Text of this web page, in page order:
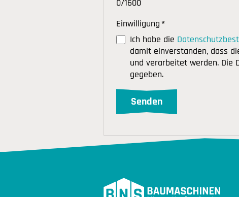
0/1600
Einwilligung*
Ich habe die
damit einverstanden, dass
und verarbeitet werden. Die
gegeben.